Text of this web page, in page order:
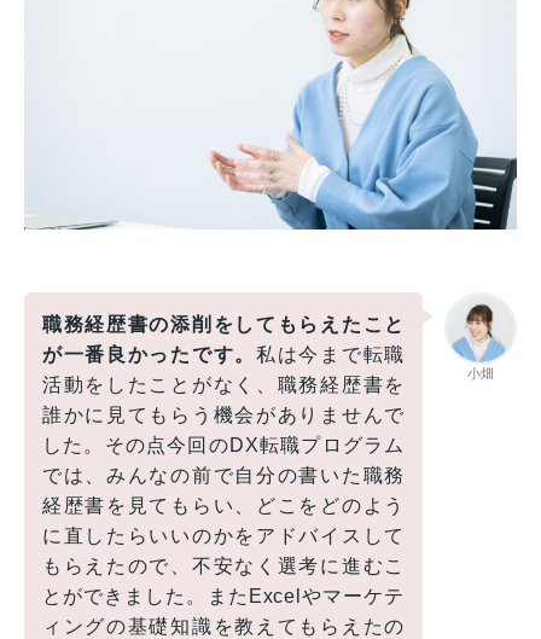
小畑
職務経歴書の添削をしてもらえたこと
が一番良かったです。私は今まで転職
活動をしたことがなく、職務経歴書を
誰かに見てもらう機会がありませんで
した。その点今回のDX転職プログラム
では、みんなの前で自分の書いた職務
経歴書を見てもらい、どこをどのよう
に直したらいいのかをアドバイスして
もらえたので、不安なく選考に進むこ
とができました。またExcelやマーケテ
ィングの基礎知識を教えてもらえたの